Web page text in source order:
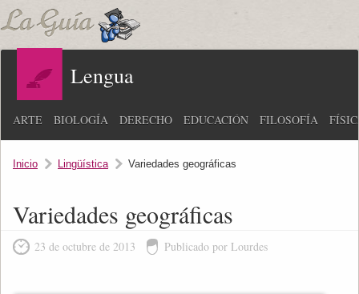
Lengua
ARTE BIOLOGÍA DERECHO EDUCACIÓN FILOSOFÍA
Inicio Lingüística Variedades geográficas
Variedades geográficas
23 de octubre de 2013 Publicado por Lourdes